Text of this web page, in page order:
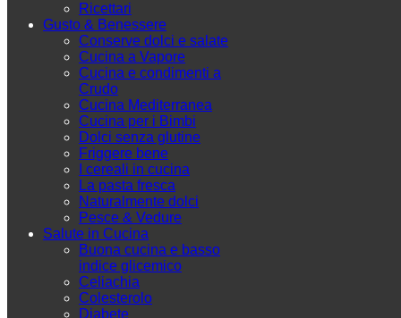
Ricettari
Gusto & Benessere
Conserve dolci e salate
Cucina a Vapore
Cucina e condimenti a
Crudo
Cucina Mediterranea
Cucina per i Bimbi
Dolci senza glutine
Friggere bene
I cereali in cucina
La pasta fresca
Naturalmente dolci
Pesce & Vedure
Salute in Cucina
Buona cucina e basso
indice glicemico
Celiachia
Colesterolo
Diabete